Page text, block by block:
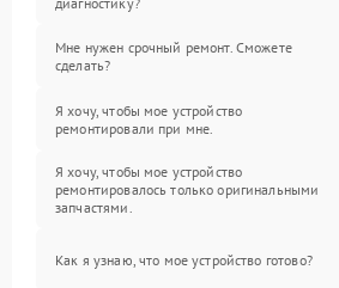
Мне нужен срочный ремонт. Сможете
сделать?
Я хочу, чтобы мое устройство
ремонтировали при мне.
Я хочу, чтобы мое устройство
ремонтировалось только оригинальными
запчастями.
Как я узнаю, что мое устройство готово?